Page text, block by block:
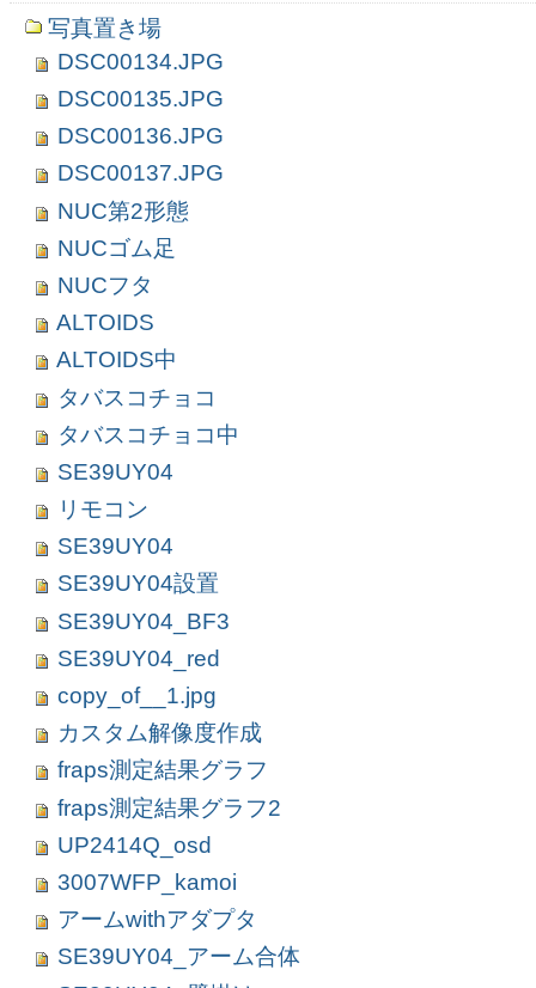
写真置き場
DSC00134.JPG
DSC00135.JPG
DSC00136.JPG
DSC00137.JPG
NUC第2形態
NUCゴム足
NUCフタ
ALTOIDS
ALTOIDS中
タバスコチョコ
タバスコチョコ中
SE39UY04
リモコン
SE39UY04
SE39UY04設置
SE39UY04_BF3
SE39UY04_red
copy_of__1.jpg
カスタム解像度作成
fraps測定結果グラフ
fraps測定結果グラフ2
UP2414Q_osd
3007WFP_kamoi
アームwithアダプタ
SE39UY04_アーム合体